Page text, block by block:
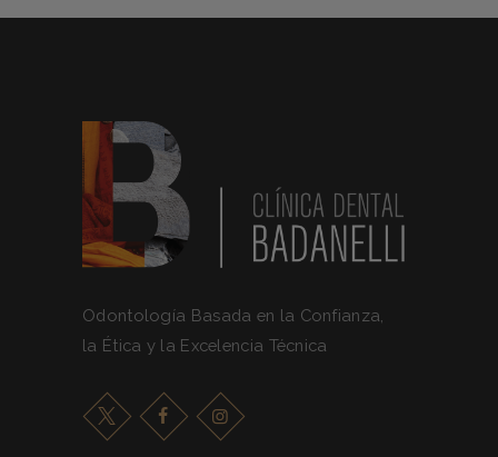
Odontología Basada en la Confianza,
la Ética y la Excelencia Técnica